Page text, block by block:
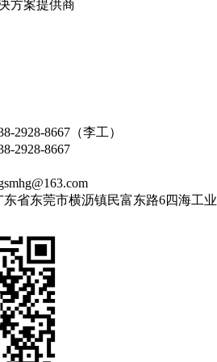
方案提供商
2928-8667（李工）
8667
东莞市横沥镇民富东路6四海工